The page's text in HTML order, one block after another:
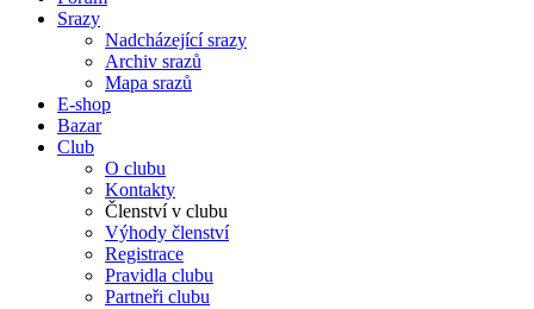
Srazy
Nadcházející srazy
Archiv srazů
Mapa srazů
E-shop
Bazar
Club
O clubu
Kontakty
Členství v clubu
Výhody členství
Registrace
Pravidla clubu
Partneři clubu